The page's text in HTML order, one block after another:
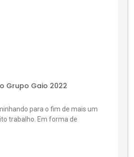
Grupo Gaio 2022
para o fim de mais um
trabalho. Em forma de